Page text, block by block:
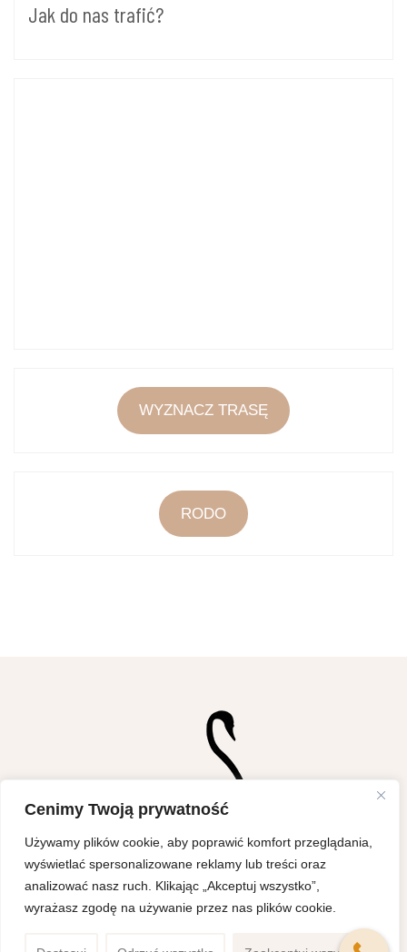
Cenimy Twoją prywatność
Używamy plików cookie, aby poprawić komfort przeglądania,
wyświetlać spersonalizowane reklamy lub treści oraz
analizować nasz ruch. Klikając „Akceptuj wszystko”,
wyrażasz zgodę na używanie przez nas plików cookie.
Jak do nas trafić?
WYZNACZ TRASĘ
RODO